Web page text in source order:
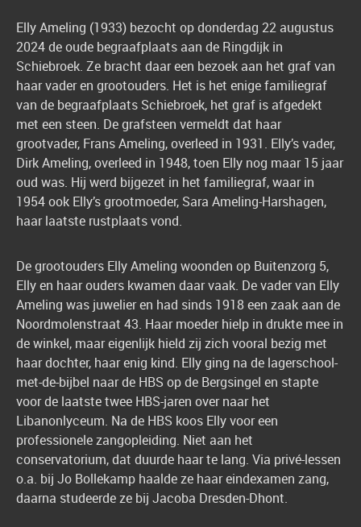
Elly Ameling (1933) bezocht op donderdag 22 augustus
2024 de oude begraafplaats aan de Ringdijk in
Schiebroek. Ze bracht daar een bezoek aan het graf van
haar vader en grootouders. Het is het enige familiegraf
van de begraafplaats Schiebroek, het graf is afgedekt
met een steen. De grafsteen vermeldt dat haar
grootvader, Frans Ameling, overleed in 1931. Elly’s vader,
Dirk Ameling, overleed in 1948, toen Elly nog maar 15 jaar
oud was. Hij werd bijgezet in het familiegraf, waar in
1954 ook Elly’s grootmoeder, Sara Ameling-Harshagen,
haar laatste rustplaats vond.
De grootouders Elly Ameling woonden op Buitenzorg 5,
Elly en haar ouders kwamen daar vaak. De vader van Elly
Ameling was juwelier en had sinds 1918 een zaak aan de
Noordmolenstraat 43. Haar moeder hielp in drukte mee in
de winkel, maar eigenlijk hield zij zich vooral bezig met
haar dochter, haar enig kind. Elly ging na de lagerschool-
met-de-bijbel naar de HBS op de Bergsingel en stapte
voor de laatste twee HBS-jaren over naar het
Libanonlyceum. Na de HBS koos Elly voor een
professionele zangopleiding. Niet aan het
conservatorium, dat duurde haar te lang. Via privé-lessen
o.a. bij Jo Bollekamp haalde ze haar eindexamen zang,
daarna studeerde ze bij Jacoba Dresden-Dhont.